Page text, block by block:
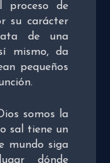
proceso de
su carácter
de una
mismo, da
pequeños
somos la
sal tiene un
mundo siga
dónde